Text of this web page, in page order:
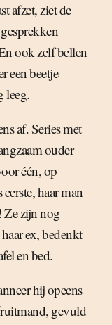
afzet, ziet de
ook zelf bellen
een beetje
leeg.
af. Series met
ouder
één, op
haar man
Ze zijn nog
ex, bedenkt
en bed.
hij opeens
gevuld